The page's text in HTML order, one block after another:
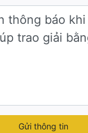
Gửi thông tin